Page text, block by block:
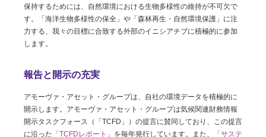
保持するためには、自然環境における生物多様性の維持が不可欠で
す。「海洋生物多様性の保全」や「森林再生・自然環境保護」に注
力する、我々の目標に合致する外部のイニシアチブに積極的に参加
します。
報告と開示の充実
アモーヴァ・アセット・グループは、自社の環境データを積極的に
開示します。アモーヴァ・アセット・グループは気候関連財務情報
開示タスクフォース（「TCFD」）の提言に賛同しており、この提言
に沿った 「TCFDレポート」 を毎年発行しています。また、 「サステ